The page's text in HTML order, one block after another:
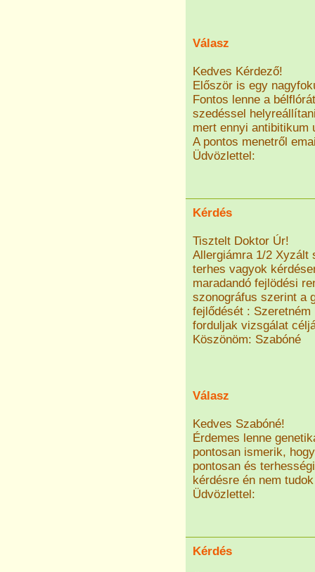
Válasz
Kedves Kérdező!
Először is egy
Fontos lenne a
szedéssel
mert ennyi antibitikum
A pontos menetről
Üdvözlettel:
Kérdés
Tisztelt Doktor Úr!
Allergiámra 1/2 Xyzált
terhes vagyok
maradandó fejlödési
szonográfus szerint a
fejlődését :
forduljak vizsgálat
Köszönöm: Szabóné
Válasz
Kedves Szabóné!
Érdemes lenne
pontosan ismerik,
pontosan és
kérdésre én nem
Üdvözlettel:
Kérdés